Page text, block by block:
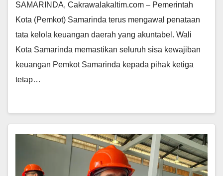
SAMARINDA, Cakrawalakaltim.com – Pemerintah
Kota (Pemkot) Samarinda terus mengawal penataan
tata kelola keuangan daerah yang akuntabel. Wali
Kota Samarinda memastikan seluruh sisa kewajiban
keuangan Pemkot Samarinda kepada pihak ketiga
tetap…